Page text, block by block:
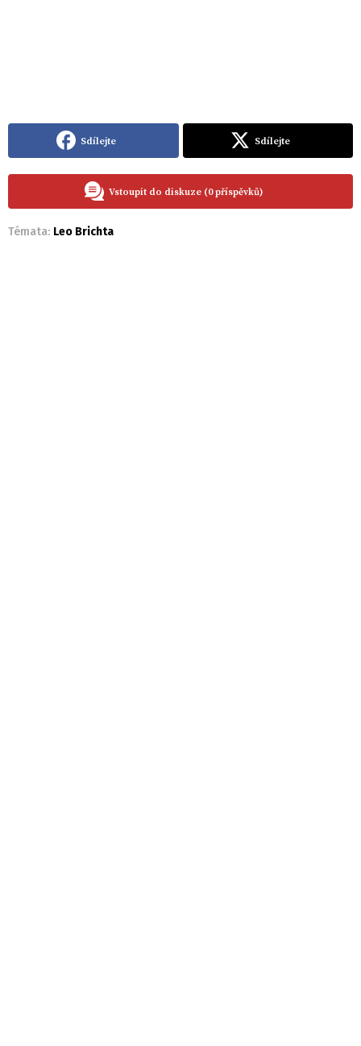
Sdílejte Sdílejte
Vstoupit do diskuze (0 příspěvků)
Témata: Leo Brichta